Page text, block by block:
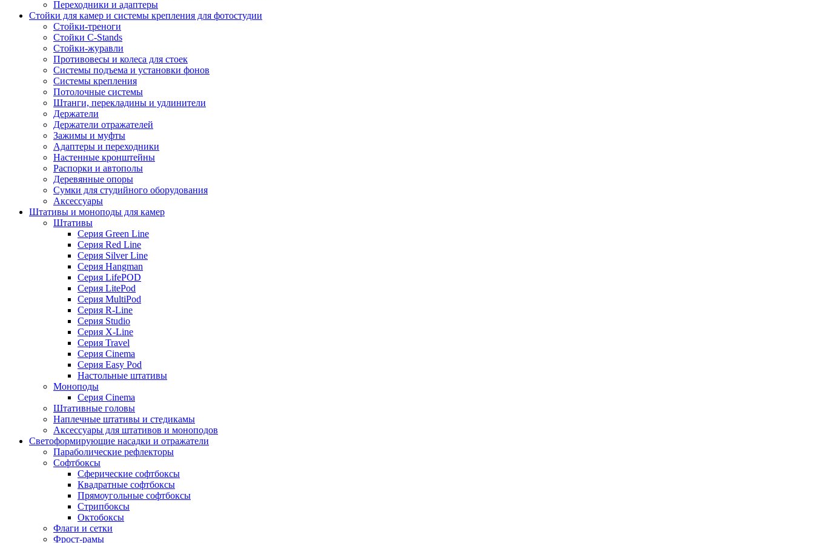
Переходники и адаптеры
Стойки для камер и системы крепления для фотостудии
Стойки-треноги
Стойки C-Stands
Стойки-журавли
Противовесы и колеса для стоек
Системы подъема и установки фонов
Системы крепления
Потолочные системы
Штанги, перекладины и удлинители
Держатели
Держатели отражателей
Зажимы и муфты
Адаптеры и переходники
Настенные кронштейны
Распорки и автополы
Деревянные опоры
Сумки для студийного оборудования
Аксессуары
Штативы и моноподы для камер
Штативы
Серия Green Line
Серия Red Line
Серия Silver Line
Серия Hangman
Серия LifePOD
Серия LitePod
Серия MultiPod
Серия R-Line
Серия Studio
Серия X-Line
Серия Travel
Серия Cinema
Серия Easy Pod
Настольные штативы
Моноподы
Серия Cinema
Штативные головы
Наплечные штативы и стедикамы
Аксессуары для штативов и моноподов
Светоформирующие насадки и отражатели
Параболические рефлекторы
Софтбоксы
Сферические софтбоксы
Квадратные софтбоксы
Прямоугольные софтбоксы
Стрипбоксы
Октобоксы
Флаги и сетки
Фрост-рамы